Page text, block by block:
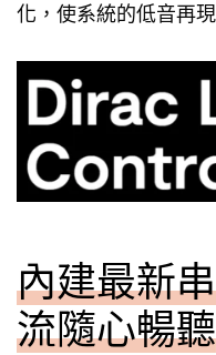
化，使系統的低音再
內建最新
流隨心暢聽